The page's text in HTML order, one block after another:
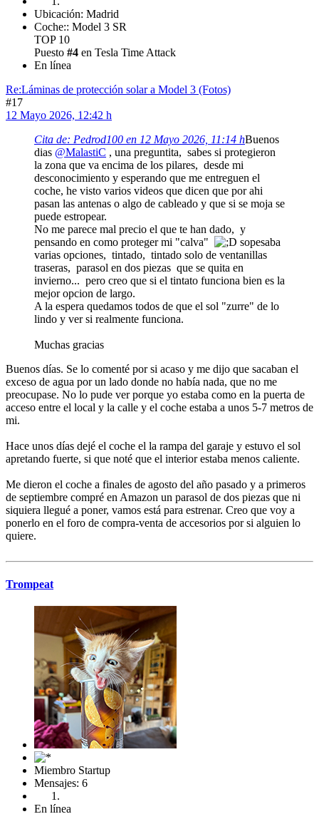
Ubicación: Madrid
Coche:: Model 3 SR
TOP 10
Puesto #4 en Tesla Time Attack
En línea
Re:Láminas de protección solar a Model 3 (Fotos)
#17
12 Mayo 2026, 12:42 h
Cita de: Pedrod100 en 12 Mayo 2026, 11:14 hBuenos
dias @MalastiC , una preguntita, sabes si protegieron
la zona que va encima de los pilares, desde mi
desconocimiento y esperando que me entreguen el
coche, he visto varios videos que dicen que por ahi
pasan las antenas o algo de cableado y que si se moja se
puede estropear.
No me parece mal precio el que te han dado, y
pensando en como proteger mi "calva"
sopesaba
varias opciones, tintado, tintado solo de ventanillas
traseras, parasol en dos piezas que se quita en
invierno... pero creo que si el tintato funciona bien es la
mejor opcion de largo.
A la espera quedamos todos de que el sol "zurre" de lo
lindo y ver si realmente funciona.
Muchas gracias
Buenos días. Se lo comenté por si acaso y me dijo que sacaban el
exceso de agua por un lado donde no había nada, que no me
preocupase. No lo pude ver porque yo estaba como en la puerta de
acceso entre el local y la calle y el coche estaba a unos 5-7 metros de
mi.
Hace unos días dejé el coche el la rampa del garaje y estuvo el sol
apretando fuerte, si que noté que el interior estaba menos caliente.
Me dieron el coche a finales de agosto del año pasado y a primeros
de septiembre compré en Amazon un parasol de dos piezas que ni
siquiera llegué a poner, vamos está para estrenar. Creo que voy a
ponerlo en el foro de compra-venta de accesorios por si alguien lo
quiere.
Trompeat
Miembro Startup
Mensajes: 6
En línea